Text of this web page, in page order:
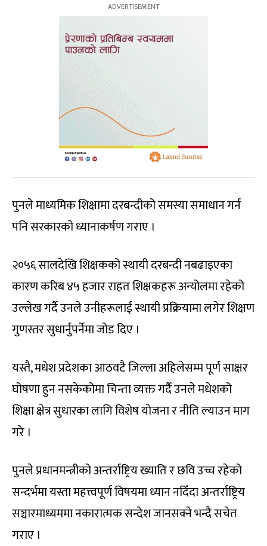
पुनले माध्यमिक शिक्षामा दरबन्दीको समस्या समाधान गर्न
पनि सरकारको ध्यानाकर्षण गराए ।
२०५६ सालदेखि शिक्षकको स्थायी दरबन्दी नबढाइएका
कारण करिब ४५ हजार राहत शिक्षकहरू अन्योलमा रहेको
उल्लेख गर्दै उनले उनीहरूलाई स्थायी प्रक्रियामा लगेर शिक्षण
गुणस्तर सुधार्नुपर्नेमा जोड दिए ।
यस्तै, मधेश प्रदेशका आठवटै जिल्ला अहिलेसम्म पूर्ण साक्षर
घोषणा हुन नसकेकोमा चिन्ता व्यक्त गर्दै उनले मधेशको
शिक्षा क्षेत्र सुधारका लागि विशेष योजना र नीति ल्याउन माग
गरे ।
पुनले प्रधानमन्त्रीको अन्तर्राष्ट्रिय ख्याति र छवि उच्च रहेको
सन्दर्भमा यस्ता महत्त्वपूर्ण विषयमा ध्यान नदिँदा अन्तर्राष्ट्रिय
सञ्चारमाध्यममा नकारात्मक सन्देश जानसक्ने भन्दै सचेत
गराए ।